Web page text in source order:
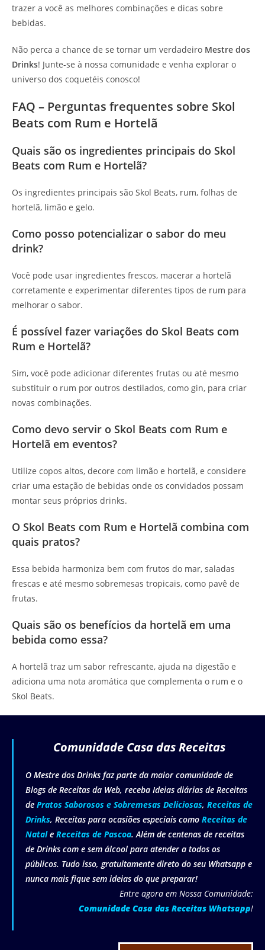
trazer a você as melhores combinações e dicas sobre
bebidas.
Não perca a chance de se tornar um verdadeiro Mestre dos
Drinks! Junte-se à nossa comunidade e venha explorar o
universo dos coquetéis conosco!
FAQ – Perguntas frequentes sobre Skol
Beats com Rum e Hortelã
Quais são os ingredientes principais do Skol
Beats com Rum e Hortelã?
Os ingredientes principais são Skol Beats, rum, folhas de
hortelã, limão e gelo.
Como posso potencializar o sabor do meu
drink?
Você pode usar ingredientes frescos, macerar a hortelã
corretamente e experimentar diferentes tipos de rum para
melhorar o sabor.
É possível fazer variações do Skol Beats com
Rum e Hortelã?
Sim, você pode adicionar diferentes frutas ou até mesmo
substituir o rum por outros destilados, como gin, para criar
novas combinações.
Como devo servir o Skol Beats com Rum e
Hortelã em eventos?
Utilize copos altos, decore com limão e hortelã, e considere
criar uma estação de bebidas onde os convidados possam
montar seus próprios drinks.
O Skol Beats com Rum e Hortelã combina com
quais pratos?
Essa bebida harmoniza bem com frutos do mar, saladas
frescas e até mesmo sobremesas tropicais, como pavê de
frutas.
Quais são os benefícios da hortelã em uma
bebida como essa?
A hortelã traz um sabor refrescante, ajuda na digestão e
adiciona uma nota aromática que complementa o rum e o
Skol Beats.
Comunidade Casa das Receitas
O Mestre dos Drinks faz parte da maior comunidade de
Blogs de Receitas da Web, receba Ideias diárias de Receitas
de Pratos Saborosos e Sobremesas Deliciosas, Receitas de
Drinks, Receitas para ocasiões especiais como Receitas de
Natale Receitas de Pascoa. Além de centenas de receitas
de Drinks com e sem álcool para atender a todos os
públicos. Tudo isso, gratuitamente direto do seu Whatsapp e
nunca mais fique sem ideias do que preparar!
Entre agora em Nossa Comunidade:
Comunidade Casa das Receitas Whatsapp!